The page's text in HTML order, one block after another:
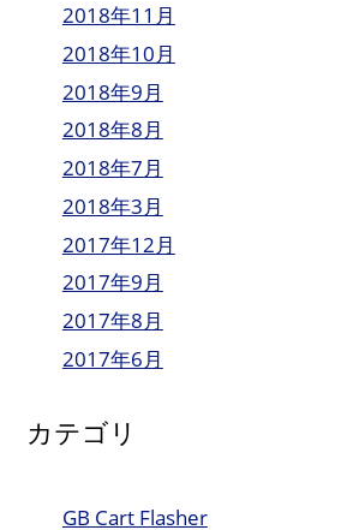
2018年11月
2018年10月
2018年9月
2018年8月
2018年7月
2018年3月
2017年12月
2017年9月
2017年8月
2017年6月
カテゴリ
GB Cart Flasher